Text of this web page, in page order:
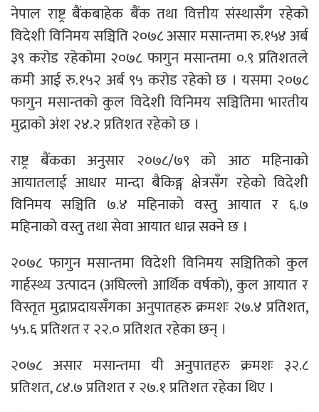
नेपाल राष्ट्र बैंकबाहेक बैंक तथा वित्तीय संस्थासँग रहेको
विदेशी विनिमय सञ्चिति २०७८ असार मसान्तमा रु.१५४ अर्ब
३९ करोड रहेकोमा २०७८ फागुन मसान्तमा ०.९ प्रतिशतले
कमी आई रु.१५२ अर्ब ९५ करोड रहेको छ । यसमा २०७८
फागुन मसान्तको कुल विदेशी विनिमय सञ्चितिमा भारतीय
मुद्राको अंश २४.२ प्रतिशत रहेको छ ।
राष्ट्र बैंकका अनुसार २०७८/७९ को आठ महिनाको
आयातलाई आधार मान्दा बैकिङ्ग क्षेत्रसँग रहेको विदेशी
विनिमय सञ्चिति ७.४ महिनाको वस्तु आयात र ६.७
महिनाको वस्तु तथा सेवा आयात धान्न सक्ने छ ।
२०७८ फागुन मसान्तमा विदेशी विनिमय सञ्चितिको कुल
गार्हस्थ्य उत्पादन (अघिल्लो आर्थिक वर्षको), कुल आयात र
विस्तृत मुद्राप्रदायसँगका अनुपातहरु क्रमशः २७.४ प्रतिशत,
५५.६ प्रतिशत र २२.० प्रतिशत रहेका छन् ।
२०७८ असार मसान्तमा यी अनुपातहरु क्रमशः ३२.८
प्रतिशत, ८४.७ प्रतिशत र २७.१ प्रतिशत रहेका थिए ।